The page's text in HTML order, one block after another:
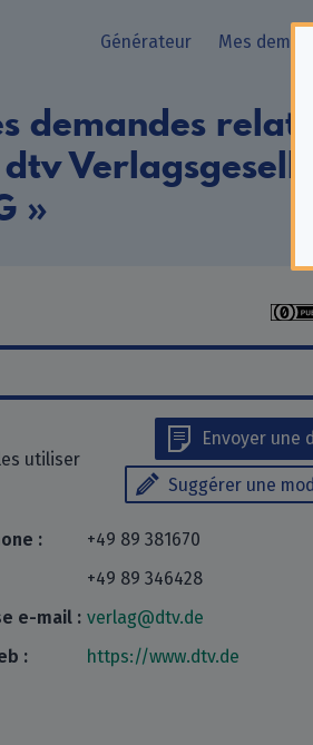
Générateur Mes
demandes
»
Envoyer une
Suggérer une
utiliser
:
+49 89 381670
+49 89 346428
e-mail : verlag@dtv.de
:
https://www.dtv.de